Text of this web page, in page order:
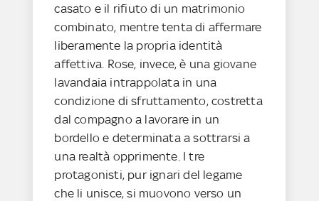
casato e il rifiuto di un matrimonio
combinato, mentre tenta di affermare
liberamente la propria identità
affettiva. Rose, invece, è una giovane
lavandaia intrappolata in una
condizione di sfruttamento, costretta
dal compagno a lavorare in un
bordello e determinata a sottrarsi a
una realtà opprimente. I tre
protagonisti, pur ignari del legame
che li unisce, si muovono verso un